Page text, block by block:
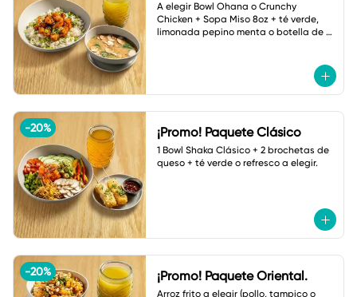
A elegir Bowl Ohana o Crunchy
Chicken + Sopa Miso 8oz + té verde,
limonada pepino menta o botella de
-20% ¡Promo! Paquete Clásico
1 Bowl Shaka Clásico + 2 brochetas de
queso + té verde o refresco a elegir.
-20% ¡Promo! Paquete Oriental.
Arroz frito a elegir (pollo, tampico o